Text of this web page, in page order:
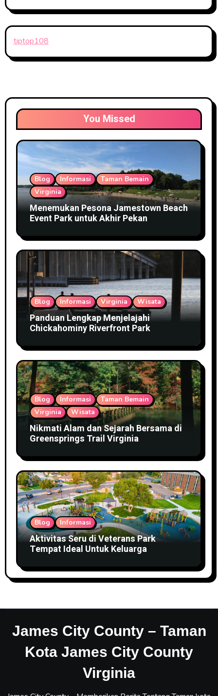
tiptop108
You Missed
Blog Informasi
Taman Bemain
Virginia
Menemukan Pesona Jamestown Beach
Event Park untuk Akhir Pekan
Blog Informasi Virginia Wisata
Panduan Lengkap Menjelajahi
Chickahominy Riverfront Park
Blog Informasi
Taman Bemain
Virginia
Wisata
Nikmati Alam dan Sejarah Bersama di
Greensprings Trail Virginia
Blog Informasi
Aktivitas Seru di Veterans Park
Tempat Ideal Untuk Keluarga
James City County – Taman
Kota James City County
Virginia